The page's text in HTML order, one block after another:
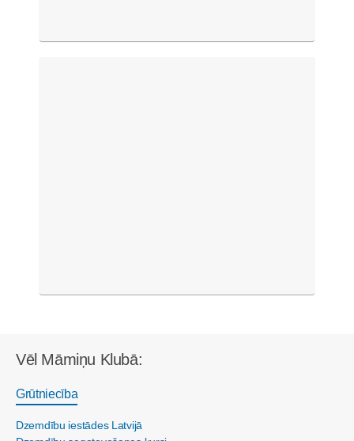
Vēl Māmiņu Klubā:
Grūtniecība
Dzemdību iestādes Latvijā